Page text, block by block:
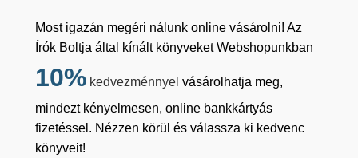
Most igazán megéri nálunk online vásárolni! Az
Írók Boltja által kínált könyveket Webshopunkban
10% kedvezménnyel vásárolhatja meg,
mindezt kényelmesen, online bankkártyás
fizetéssel. Nézzen körül és válassza ki kedvenc
könyveit!